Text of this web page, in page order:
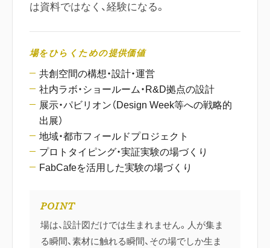
は資料ではなく、経験になる。
場をひらくための提供価値
共創空間の構想・設計・運営
社内ラボ・ショールーム・R&D拠点の設計
展示・パビリオン（Design Week等への戦略的
出展）
地域・都市フィールドプロジェクト
プロトタイピング・実証実験の場づくり
FabCafeを活用した実験の場づくり
POINT
場は、設計図だけでは生まれません。人が集ま
る瞬間、素材に触れる瞬間、その場でしか生ま